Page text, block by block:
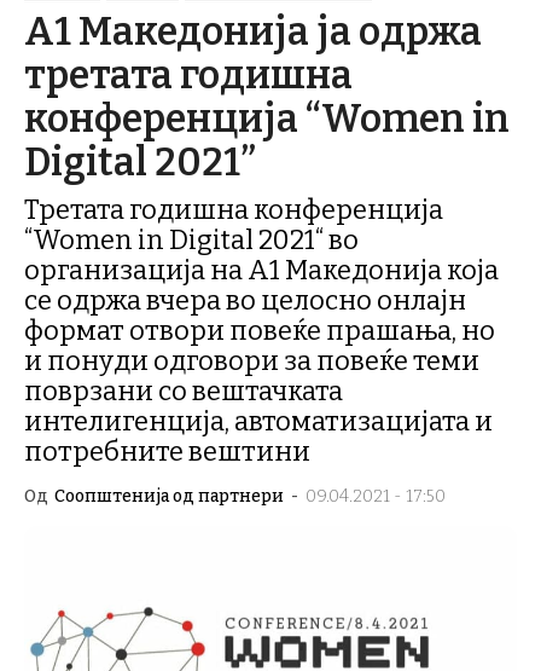
А1 Македонија ја одржа
третата годишна
конференција “Women in
Digital 2021”
Третата годишна конференција
“Women in Digital 2021“ во
организација на А1 Македонија која
се одржа вчера во целосно онлајн
формат отвори повеќе прашања, но
и понуди одговори за повеќе теми
поврзани со вештачката
интелигенција, автоматизацијата и
потребните вештини
Од Соопштенија од партнери - 09.04.2021 - 17:50